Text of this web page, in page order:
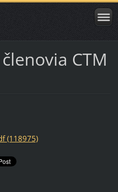
CTM
(118975)